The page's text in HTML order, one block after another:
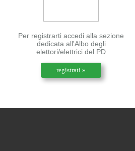
Per registrarti accedi alla sezione
dedicata all'Albo degli
elettori/elettrici del PD